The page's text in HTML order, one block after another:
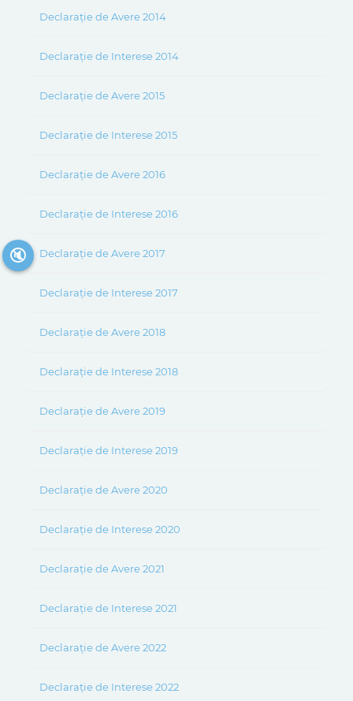
Declarație de Avere 2014
Declarație de Interese 2014
Declarație de Avere 2015
Declarație de Interese 2015
Declarație de Avere 2016
Declarație de Interese 2016
Declarație de Avere 2017
Declarație de Interese 2017
Declarație de Avere 2018
Declarație de Interese 2018
Declarație de Avere 2019
Declarație de Interese 2019
Declarație de Avere 2020
Declarație de Interese 2020
Declarație de Avere 2021
Declarație de Interese 2021
Declarație de Avere 2022
Declarație de Interese 2022
🔇